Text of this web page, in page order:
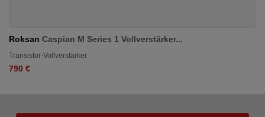
Roksan Caspian M Series 1 Vollverstärker...
Transistor-Vollverstärker
790 €